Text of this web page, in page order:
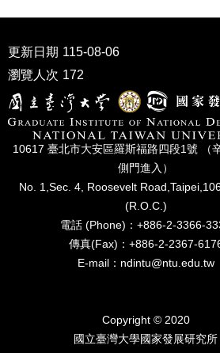
發
研
究
刊
試
區
更新日期 115-08-06
瀏覽人次 172
10617 臺北市⼤安區羅斯福路四段1號 （
側⾨進入）
No. 1,Sec. 4, Roosevelt
(R.O.C.)
電話 (Phone)：+886-2-3366-
傳真(Fax)：+886-2-2367-
E-mail：ndintu@ntu.edu.tw
Copyright © 2020
國立臺灣⼤學國家發展研究所